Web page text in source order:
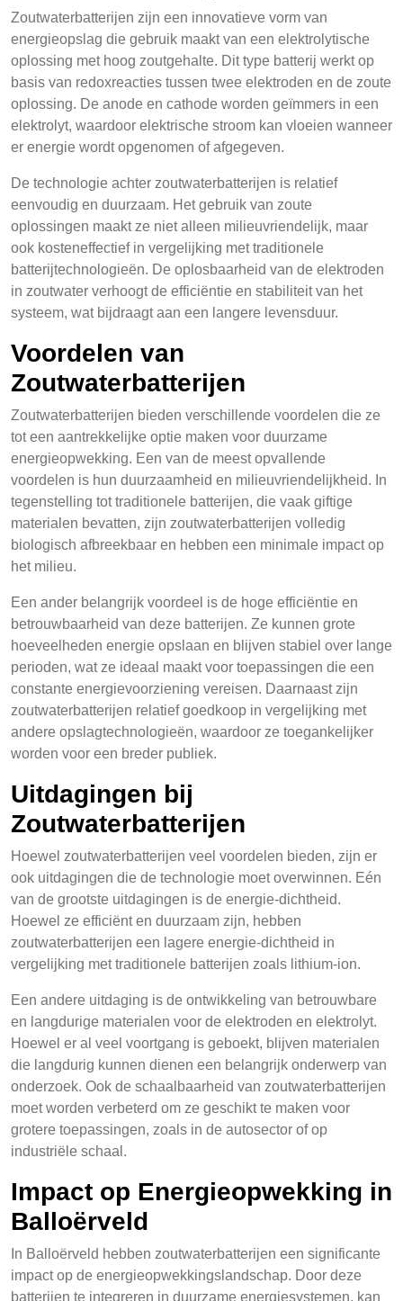
Zoutwaterbatterijen zijn een innovatieve vorm van
energieopslag die gebruik maakt van een elektrolytische
oplossing met hoog zoutgehalte. Dit type batterij werkt op
basis van redoxreacties tussen twee elektroden en de zoute
oplossing. De anode en cathode worden geïmmers in een
elektrolyt, waardoor elektrische stroom kan vloeien wanneer
er energie wordt opgenomen of afgegeven.
De technologie achter zoutwaterbatterijen is relatief
eenvoudig en duurzaam. Het gebruik van zoute
oplossingen maakt ze niet alleen milieuvriendelijk, maar
ook kosteneffectief in vergelijking met traditionele
batterijtechnologieën. De oplosbaarheid van de elektroden
in zoutwater verhoogt de efficiëntie en stabiliteit van het
systeem, wat bijdraagt aan een langere levensduur.
Voordelen van
Zoutwaterbatterijen
Zoutwaterbatterijen bieden verschillende voordelen die ze
tot een aantrekkelijke optie maken voor duurzame
energieopwekking. Een van de meest opvallende
voordelen is hun duurzaamheid en milieuvriendelijkheid. In
tegenstelling tot traditionele batterijen, die vaak giftige
materialen bevatten, zijn zoutwaterbatterijen volledig
biologisch afbreekbaar en hebben een minimale impact op
het milieu.
Een ander belangrijk voordeel is de hoge efficiëntie en
betrouwbaarheid van deze batterijen. Ze kunnen grote
hoeveelheden energie opslaan en blijven stabiel over lange
perioden, wat ze ideaal maakt voor toepassingen die een
constante energievoorziening vereisen. Daarnaast zijn
zoutwaterbatterijen relatief goedkoop in vergelijking met
andere opslagtechnologieën, waardoor ze toegankelijker
worden voor een breder publiek.
Uitdagingen bij
Zoutwaterbatterijen
Hoewel zoutwaterbatterijen veel voordelen bieden, zijn er
ook uitdagingen die de technologie moet overwinnen. Eén
van de grootste uitdagingen is de energie-dichtheid.
Hoewel ze efficiënt en duurzaam zijn, hebben
zoutwaterbatterijen een lagere energie-dichtheid in
vergelijking met traditionele batterijen zoals lithium-ion.
Een andere uitdaging is de ontwikkeling van betrouwbare
en langdurige materialen voor de elektroden en elektrolyt.
Hoewel er al veel voortgang is geboekt, blijven materialen
die langdurig kunnen dienen een belangrijk onderwerp van
onderzoek. Ook de schaalbaarheid van zoutwaterbatterijen
moet worden verbeterd om ze geschikt te maken voor
grotere toepassingen, zoals in de autosector of op
industriële schaal.
Impact op Energieopwekking in
Balloërveld
In Balloërveld hebben zoutwaterbatterijen een significante
impact op de energieopwekkingslandschap. Door deze
batterijen te integreren in duurzame energiesystemen, kan